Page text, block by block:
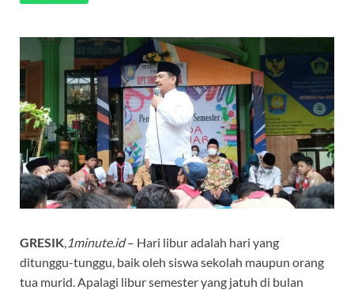
GRESIK 1minute.id– Hari libur adalah hari yang
ditunggu-tunggu, baik oleh siswa sekolah maupun orang
tua murid. Apalagi libur semester yang jatuh di bulan